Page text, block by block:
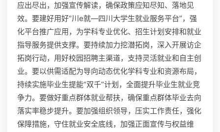
应出尽出，加强宣传解读，确保政策应知尽知、落地见
效。要建好用好“川e就—四川大学生就业服务平台”，强
化平台推广应用，为学科专业优化、招生计划安排和就业
指导服务提供支撑。要持续加力挖潜拓岗，深入开展访企
拓岗行动，用好校园招聘主渠道，支持灵活就业和自主创
业。要以供需适配为导向动态优化学科专业和资源布局，
持续实施毕业生提能“双千”计划，全面提升毕业生就业竞
争力。要做好重点群体就业帮扶，确保重点群体毕业去向
落实率稳步提升。要加强组织领导，压实工作责任，强化
保障措施，守住就业安全底线，加强正面宣传与权益维